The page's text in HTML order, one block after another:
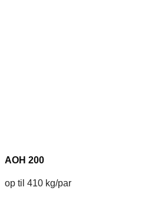
AOH 200
op til 410 kg/par